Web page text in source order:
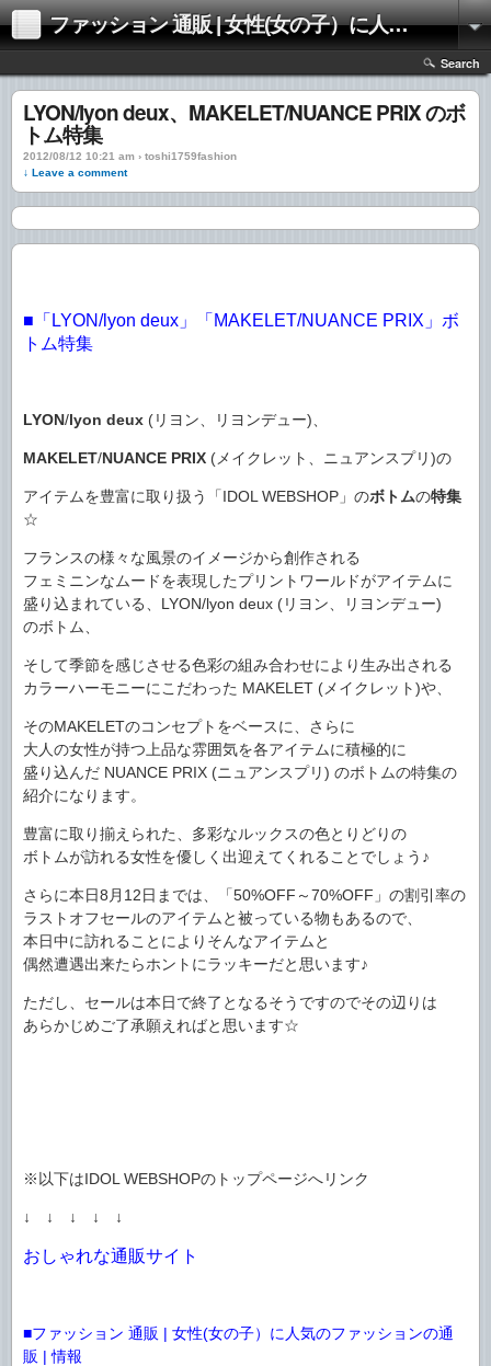
ファッション 通販 | 女性(女の子）に人気のファッションの通販 | 情報
Search
LYON/lyon deux、MAKELET/NUANCE PRIX のボ
トム特集
2012/08/12 10:21 am › toshi1759fashion
↓ Leave a comment
■「LYON/lyon deux」「MAKELET/NUANCE PRIX」ボ
トム特集
LYON/lyon deux (リヨン、リヨンデュー)、
MAKELET/NUANCE PRIX (メイクレット、ニュアンスプリ)の
アイテムを豊富に取り扱う「IDOL WEBSHOP」のボトムの特集
☆
フランスの様々な風景のイメージから創作される
フェミニンなムードを表現したプリントワールドがアイテムに
盛り込まれている、LYON/lyon deux (リヨン、リヨンデュー)
のボトム、
そして季節を感じさせる色彩の組み合わせにより生み出される
カラーハーモニーにこだわった MAKELET (メイクレット)や、
そのMAKELETのコンセプトをベースに、さらに
大人の女性が持つ上品な雰囲気を各アイテムに積極的に
盛り込んだ NUANCE PRIX (ニュアンスプリ) のボトムの特集の
紹介になります。
豊富に取り揃えられた、多彩なルックスの色とりどりの
ボトムが訪れる女性を優しく出迎えてくれることでしょう♪
さらに本日8月12日までは、「50%OFF～70%OFF」の割引率の
ラストオフセールのアイテムと被っている物もあるので、
本日中に訪れることによりそんなアイテムと
偶然遭遇出来たらホントにラッキーだと思います♪
ただし、セールは本日で終了となるそうですのでその辺りは
あらかじめご了承願えればと思います☆
※以下はIDOL WEBSHOPのトップページへリンク
↓ ↓ ↓ ↓ ↓
おしゃれな通販サイト
■ファッション 通販 | 女性(女の子）に人気のファッションの通
販 | 情報